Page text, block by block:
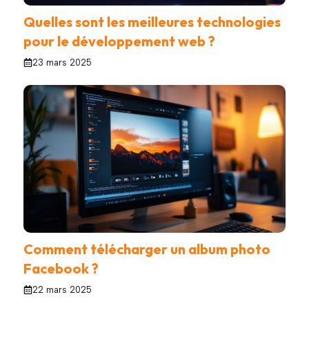
Quelles sont les meilleures technologies
pour le développement web ?
23 mars 2025
Comment télécharger un album photo
Facebook ?
22 mars 2025